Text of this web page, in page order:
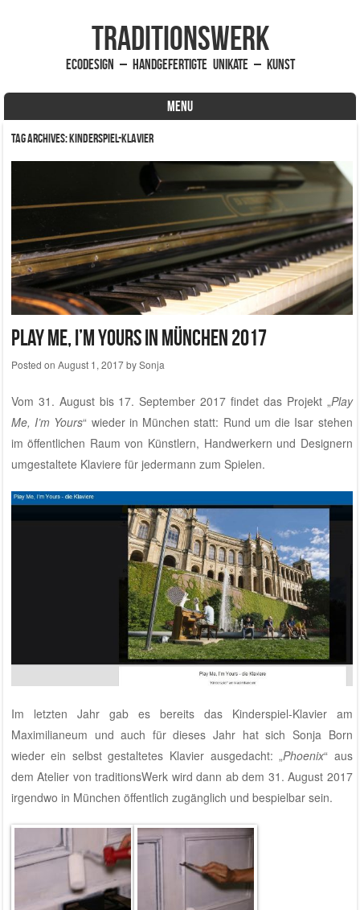
traditionsWerk
EcoDesign – handgefertigte Unikate – Kunst
MENU
Skip to content
Tag Archives:Kinderspiel-Klavier
Play Me, I’m Yours in München 2017
Posted on August 1, 2017bySonja
Vom 31. August bis 17. September 2017 findet das Projekt „Play
Me, I’m Yours“ wieder in München statt: Rund um die Isar stehen
im öffentlichen Raum von Künstlern, Handwerkern und Designern
umgestaltete Klaviere für jedermann zum Spielen.
Im letzten Jahr gab es bereits das Kinderspiel-Klavier am
Maximilianeum und auch für dieses Jahr hat sich Sonja Born
wieder ein selbst gestaltetes Klavier ausgedacht: „Phoenix“ aus
demAtelier von traditionsWerk wird dann ab dem 31. August 2017
irgendwo in München öffentlich zugänglich und bespielbar sein.